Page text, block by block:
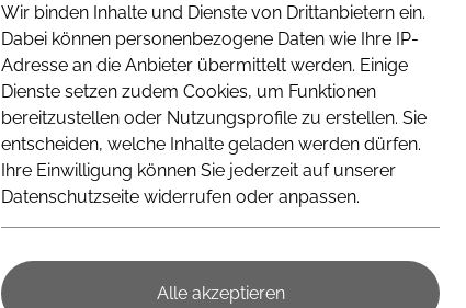
VICHY (COSMETIQUE
Vichy Deo/
2x50m
€ 22,40
Wir binden Inhalte und Dienste von Drittanbietern ein.
Dabei können personenbezogene Daten wie Ihre IP-
Adresse an die Anbieter übermittelt werden. Einige
Dienste setzen zudem Cookies, um Funktionen
bereitzustellen oder Nutzungsprofile zu erstellen. Sie
entscheiden, welche Inhalte geladen werden dürfen.
Ihre Einwilligung können Sie jederzeit auf unserer
Datenschutzseite widerrufen oder anpassen.